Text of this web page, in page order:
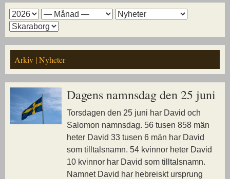
Arkiv
för
år
Arkiv
för
månad
Arkiv
ämne
kommun
Arkiv | Nyheter
Dagens namnsdag den 25 juni
Torsdagen den 25 juni har David och
Salomon namnsdag. 56 tusen 858 män
heter David 33 tusen 6 män har David
som tilltalsnamn. 54 kvinnor heter David
10 kvinnor har David som tilltalsnamn.
Namnet David har hebreiskt ursprung